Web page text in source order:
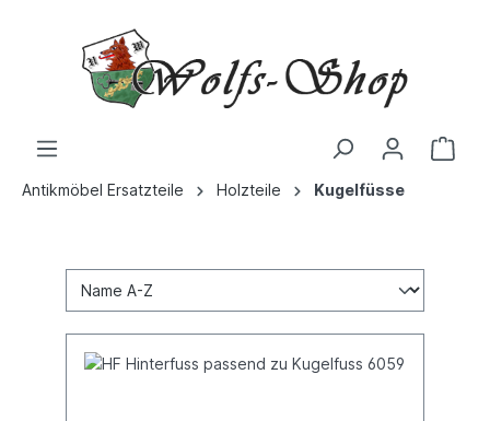
Antikmöbel Ersatzteile Holzteile Kugelfüsse